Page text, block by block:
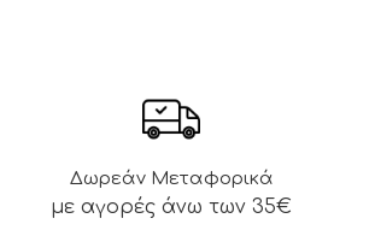
Δωρεάν Μεταφορικά
με αγορές άνω των 35€